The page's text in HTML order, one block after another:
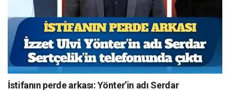
İstifanın perde arkası: Yönter’in adı Serdar